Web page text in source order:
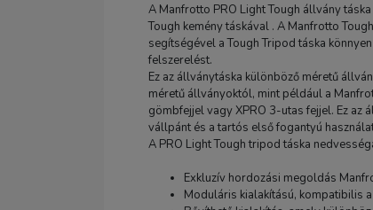
A Manfrotto PRO Light Tough állvány
Tough kemény táskával . A Manfrotto
segítségével a Tough Tripod táska
felszerelést.
Ez az állványtáska különböző méretű
méretű állványoktól, mint például a
gömbfejjel vagy XPRO 3-utas fejjel. Ez
vállpánt és a tartós első fogantyú
A PRO Light Tough tripod táska
Exkluzív hordozási megoldás
Moduláris kialakítású, kompatibilis